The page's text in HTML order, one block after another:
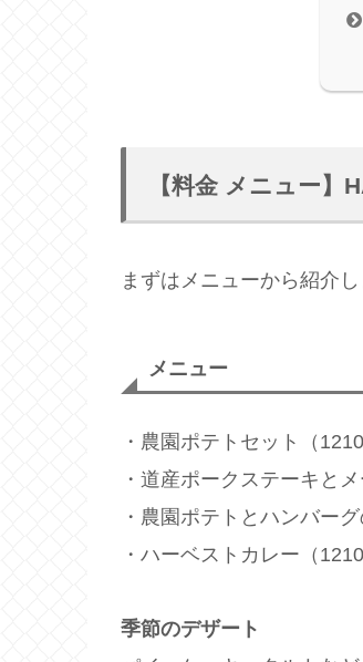
【料金 メニュー】
まずはメニューから紹介し
メニュー
・農園ポテトセット（1210
・道産ポークステーキと
・農園ポテトとハンバー
・ハーベストカレー（1210
季節のデザート